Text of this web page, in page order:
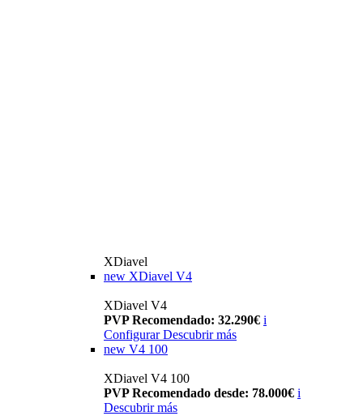
XDiavel
new XDiavel V4
XDiavel V4
PVP Recomendado: 32.290€ i
Configurar Descubrir más
new V4 100
XDiavel V4 100
PVP Recomendado desde: 78.000€ i
Descubrir más